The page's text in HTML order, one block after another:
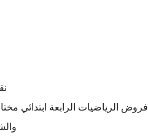
فروض الرياضيات الرابعة ابتدائي